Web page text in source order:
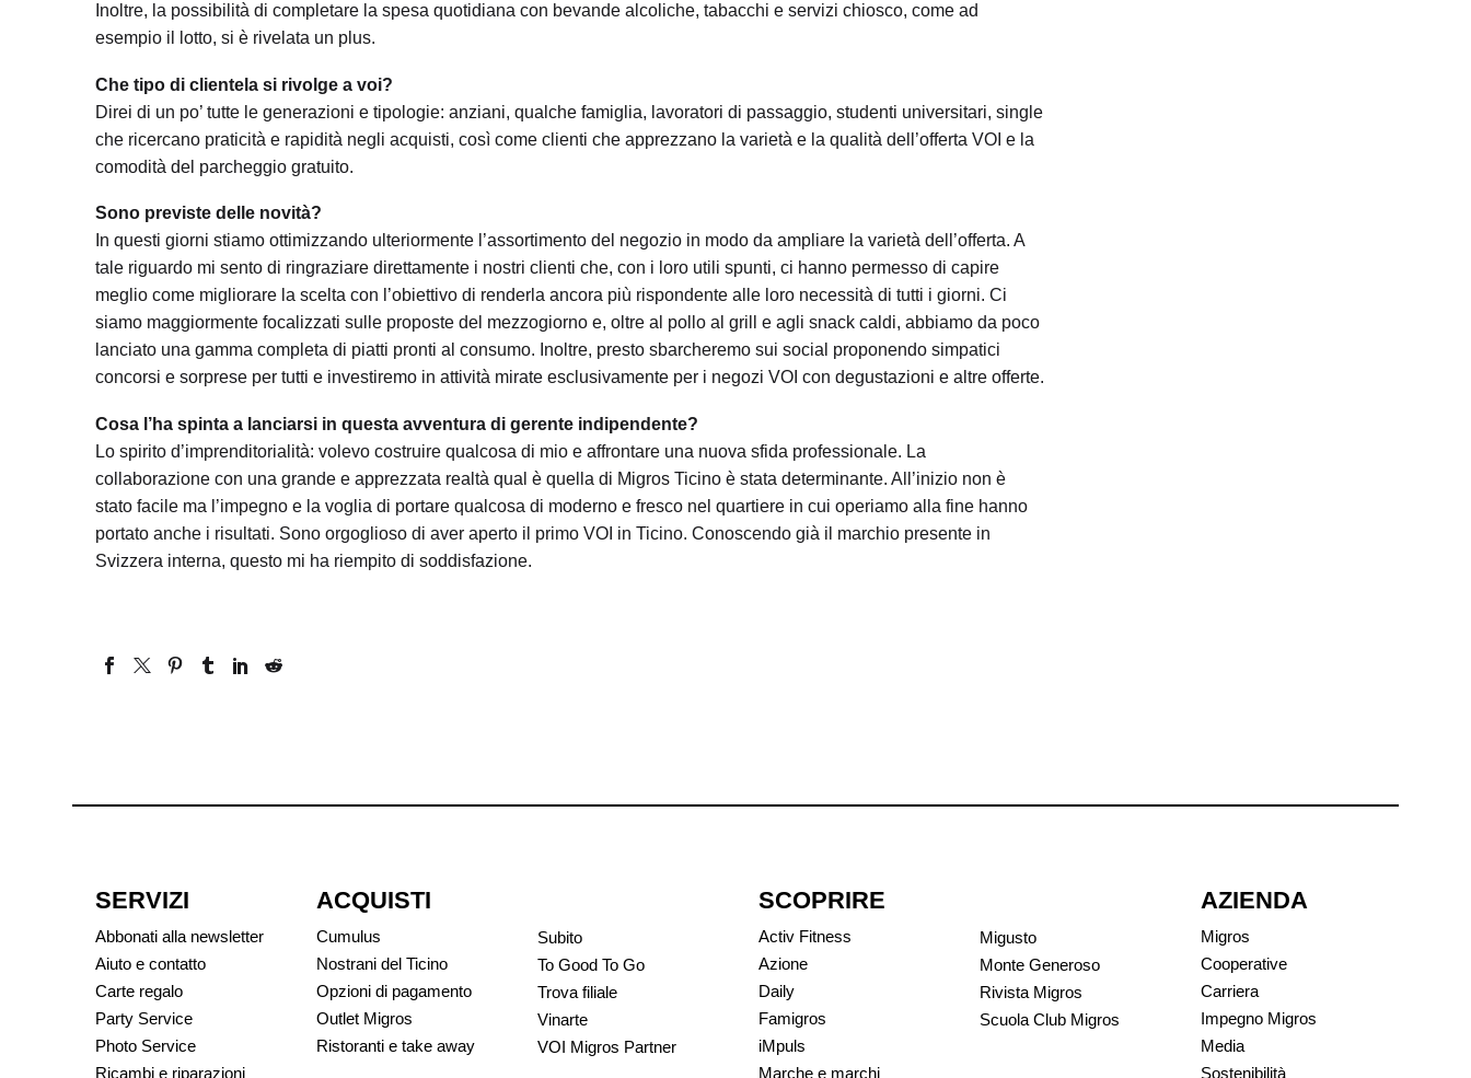
Inoltre, la possibilità di completare la spesa quotidiana con bevande alcoliche, tabacchi e servizi chiosco, come ad
esempio il lotto, si è rivelata un plus.
Che tipo di clientela si rivolge a voi?
Direi di un po’ tutte le generazioni e tipologie: anziani, qualche famiglia, lavoratori di passaggio, studenti universitari, single
che ricercano praticità e rapidità negli acquisti, così come clienti che apprezzano la varietà e la qualità dell’offerta VOI e la
comodità del parcheggio gratuito.
Sono previste delle novità?
In questi giorni stiamo ottimizzando ulteriormente l’assortimento del negozio in modo da ampliare la varietà dell’offerta. A
tale riguardo mi sento di ringraziare direttamente i nostri clienti che, con i loro utili spunti, ci hanno permesso di capire
meglio come migliorare la scelta con l’obiettivo di renderla ancora più rispondente alle loro necessità di tutti i giorni. Ci
siamo maggiormente focalizzati sulle proposte del mezzogiorno e, oltre al pollo al grill e agli snack caldi, abbiamo da poco
lanciato una gamma completa di piatti pronti al consumo. Inoltre, presto sbarcheremo sui social proponendo simpatici
concorsi e sorprese per tutti e investiremo in attività mirate esclusivamente per i negozi VOI con degustazioni e altre offerte.
Cosa l’ha spinta a lanciarsi in questa avventura di gerente indipendente?
Lo spirito d’imprenditorialità: volevo costruire qualcosa di mio e affrontare una nuova sfida professionale. La
collaborazione con una grande e apprezzata realtà qual è quella di Migros Ticino è stata determinante. All’inizio non è
stato facile ma l’impegno e la voglia di portare qualcosa di moderno e fresco nel quartiere in cui operiamo alla fine hanno
portato anche i risultati. Sono orgoglioso di aver aperto il primo VOI in Ticino. Conoscendo già il marchio presente in
Svizzera interna, questo mi ha riempito di soddisfazione.
SERVIZI
Abbonati alla newsletter
Aiuto e contatto
Carte regalo
Party Service
Photo Service
Ricambi e riparazioni
ACQUISTI
Cumulus
Nostrani del Ticino
Opzioni di pagamento
Outlet Migros
Ristoranti e take away
Subito
To Good To Go
Trova filiale
Vinarte
VOI Migros Partner
SCOPRIRE
Activ Fitness
Azione
Daily
Famigros
iMpuls
Marche e marchi
Migusto
Monte Generoso
Rivista Migros
Scuola Club Migros
AZIENDA
Migros
Cooperative
Carriera
Impegno Migros
Media
Sostenibilità